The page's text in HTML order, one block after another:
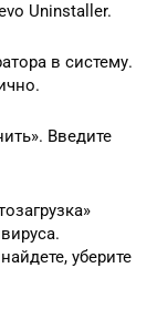
Uninstaller.
в систему.
Введите
уберите